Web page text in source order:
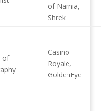
of Narnia,
Shrek
of
Casino
Royale,
GoldenEye